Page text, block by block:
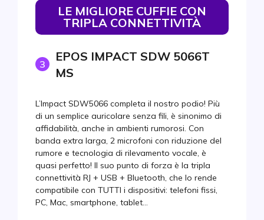
LE MIGLIORE CUFFIE CON
TRIPLA CONNETTIVITÀ
3
EPOS IMPACT SDW 5066T
MS
L’Impact SDW5066 completa il nostro podio! Più
di un semplice auricolare senza fili, è sinonimo di
affidabilità, anche in ambienti rumorosi. Con
banda extra larga, 2 microfoni con riduzione del
rumore e tecnologia di rilevamento vocale, è
quasi perfetto! Il suo punto di forza è la tripla
connettività RJ + USB + Bluetooth, che lo rende
compatibile con TUTTI i dispositivi: telefoni fissi,
PC, Mac, smartphone, tablet…